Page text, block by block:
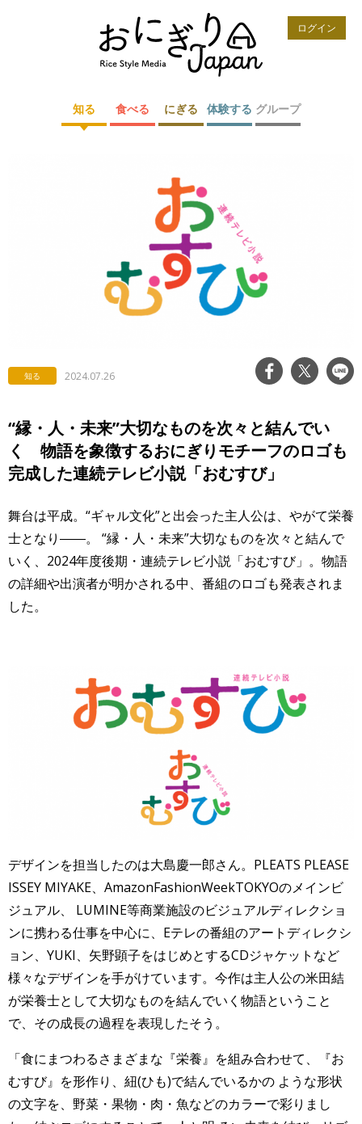
ログイン
知る 食べる にぎる 体験する グループ
知る 2024.07.26
“縁・人・未来”大切なものを次々と結んでい
く 物語を象徴するおにぎりモチーフのロゴも
完成した連続テレビ小説「おむすび」
舞台は平成。“ギャル文化”と出会った主人公は、やがて栄養
士となり――。 “縁・人・未来”大切なものを次々と結んで
いく、2024年度後期・連続テレビ小説「おむすび」。物語
の詳細や出演者が明かされる中、番組のロゴも発表されま
した。
デザインを担当したのは大島慶一郎さん。 PLEATS PLEASE
ISSEY MIYAKE、AmazonFashionWeekTOKYOのメインビ
ジュアル、 LUMINE等商業施設のビジュアルディレクショ
ンに携わる仕事を中心に、Eテレの番組のアートディレクシ
ョン、YUKI、矢野顕子をはじめとするCDジャケットなど
様々なデザインを手がけています。今作は主人公の米田結
が栄養士として大切なものを結んでいく物語ということ
で、その成長の過程を表現したそう。
「食にまつわるさまざまな『栄養』を組み合わせて、『お
むすび』を形作り、紐(ひも)で結んでいるかの ような形状
の文字を、野菜・果物・肉・魚などのカラーで彩りまし